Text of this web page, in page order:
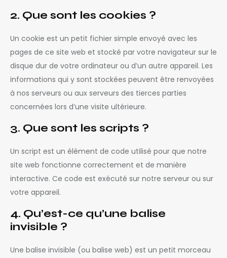
2. Que sont les cookies ?
Un cookie est un petit fichier simple envoyé avec les
pages de ce site web et stocké par votre navigateur sur le
disque dur de votre ordinateur ou d’un autre appareil. Les
informations qui y sont stockées peuvent être renvoyées
à nos serveurs ou aux serveurs des tierces parties
concernées lors d’une visite ultérieure.
3. Que sont les scripts ?
Un script est un élément de code utilisé pour que notre
site web fonctionne correctement et de manière
interactive. Ce code est exécuté sur notre serveur ou sur
votre appareil.
4. Qu’est-ce qu’une balise
invisible ?
Une balise invisible (ou balise web) est un petit morceau